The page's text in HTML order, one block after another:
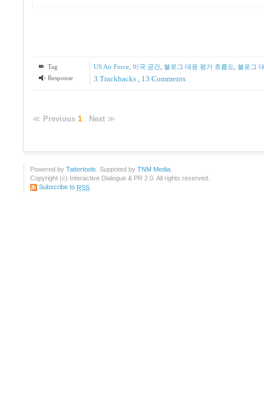
Tag US Air Force, 미국 공간, 블로그 대응 평가 흐름도 블로그
Response
3 Trackbacks , 13 Comments
≪ Previous 1 : Next ≫
Powered by Tattertools . Suppoted by TNM Media
Copyright (c) Interactive Dialogue & PR 2.0. All rights reserved.
Subscribe to RSS